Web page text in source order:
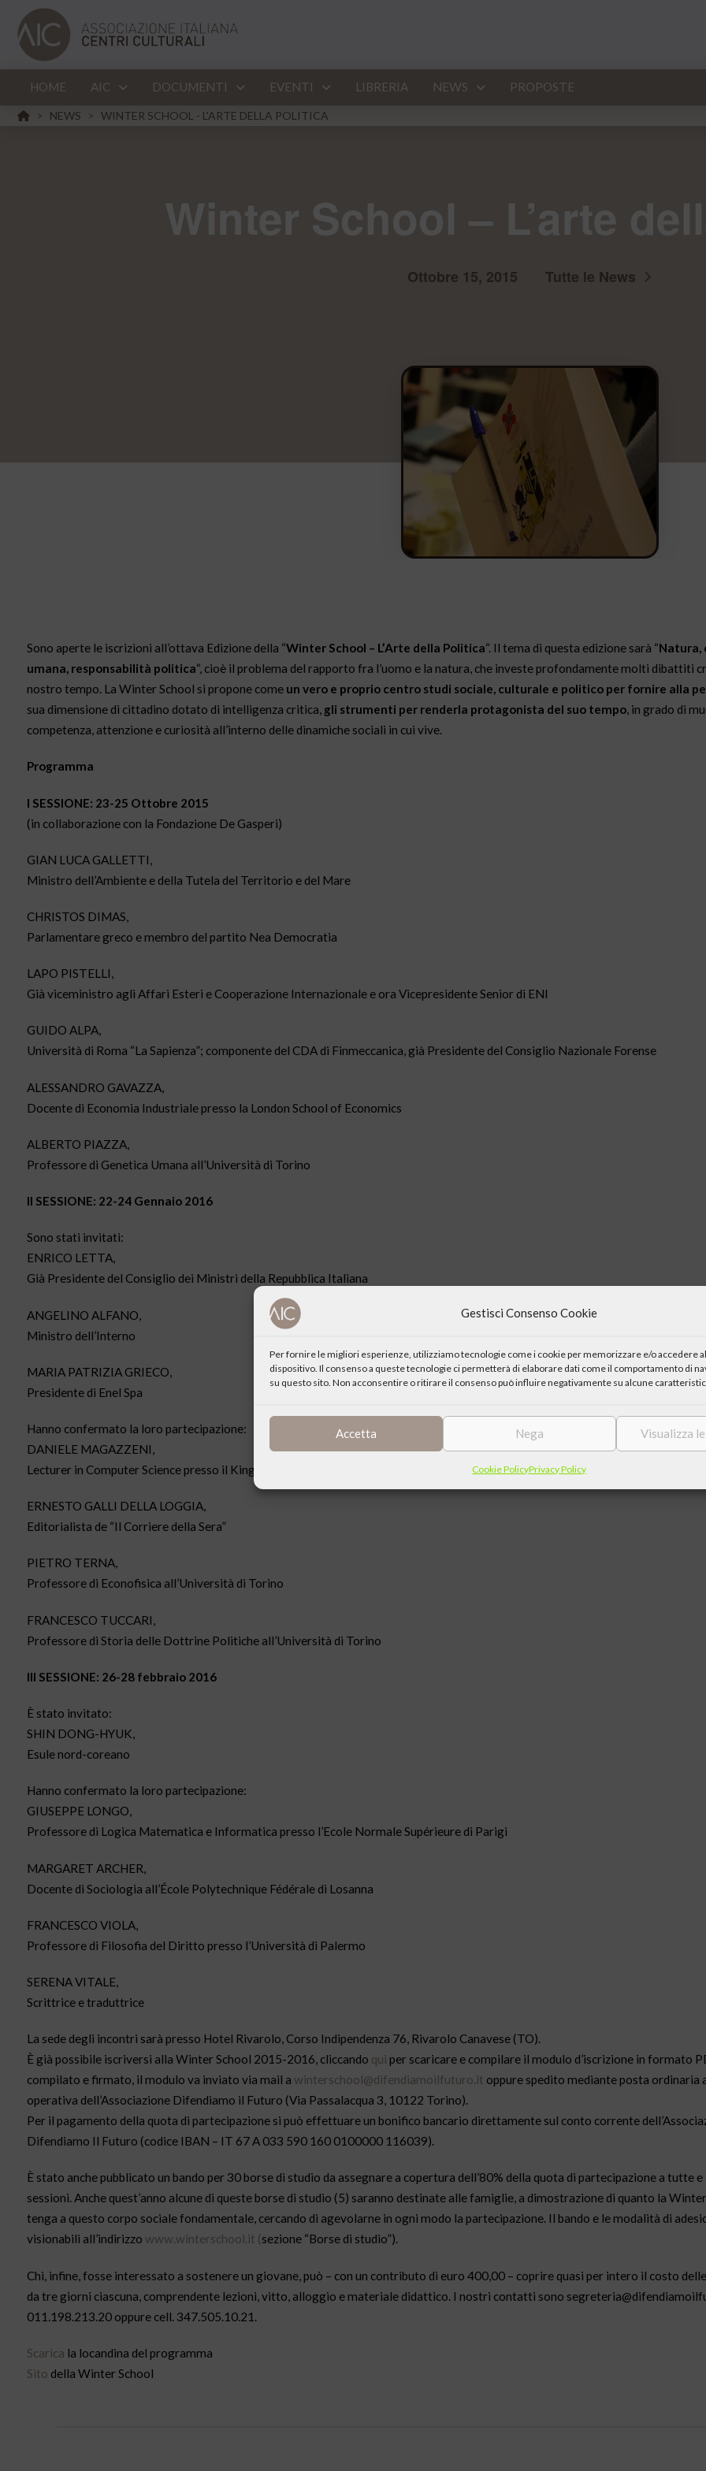
Gestisci Consenso Cookie
Per fornire le migliori esperienze, utilizziamo tecnologie come i cookie per memorizzare e/o accedere
dispositivo. Il consenso a queste tecnologie ci permetterà di elaborare dati come il comportamento di
su questo sito. Non acconsentire o ritirare il consenso può influire negativamente su alcune
Accetta Nega Visualizza
Cookie PolicyPrivacy Policy
HOME AIC DOCUMENTI EVENTI LIBRERIA NEWS PROPOSTE
HOME
> NEWS > WINTER SCHOOL - L'ARTE DELLA POLITICA
Ottobre 15, 2015 Tutte le News
Sono aperte le iscrizioni all’ottava Edizione della “Winter School – L’Arte della Politica“. Il tema di questa edizione sarà “Natura,
umana, responsabilità politica“, cioè il problema del rapporto fra l’uomo e la natura, che investe profondamente molti dibattiti
nostro tempo. La Winter School si propone comeun vero e proprio centro studi sociale, culturale e politico per fornire alla
sua dimensione di cittadino dotato di intelligenza critica, gli strumenti per renderla protagonista del suo tempo, in grado di
competenza, attenzione e curiosità all’interno delle dinamiche sociali in cui vive.
Programma
I SESSIONE: 23-25 Ottobre 2015
(in collaborazione con la Fondazione De Gasperi)
GIAN LUCA GALLETTI,
Ministro dell’Ambiente e della Tutela del Territorio e del Mare
CHRISTOS DIMAS,
Parlamentare greco e membro del partito Nea Democratia
LAPO PISTELLI,
Già viceministro agli Affari Esteri e Cooperazione Internazionale e ora Vicepresidente Senior di ENI
GUIDO ALPA,
Università di Roma “La Sapienza”; componente del CDA di Finmeccanica, già Presidente del Consiglio Nazionale Forense
ALESSANDRO GAVAZZA,
Docente di Economia Industriale presso la London School of Economics
ALBERTO PIAZZA,
Professore di Genetica Umana all’Università di Torino
II SESSIONE: 22-24 Gennaio 2016
Sono stati invitati:
ENRICO LETTA,
Già Presidente del Consiglio dei Ministri della Repubblica Italiana
ANGELINO ALFANO,
Ministro dell’Interno
MARIA PATRIZIA GRIECO,
Presidente di Enel Spa
Hanno confermato la loro partecipazione:
DANIELE MAGAZZENI,
Lecturer in Computer Science presso il King’s College di Londra ed esperto in intelligenza artificiale
ERNESTO GALLI DELLA LOGGIA,
Editorialista de “Il Corriere della Sera”
PIETRO TERNA,
Professore di Econofisica all’Università di Torino
FRANCESCO TUCCARI,
Professore di Storia delle Dottrine Politiche all’Università di Torino
III SESSIONE: 26-28 febbraio 2016
È stato invitato:
SHIN DONG-HYUK,
Esule nord-coreano
Hanno confermato la loro partecipazione:
GIUSEPPE LONGO,
Professore di Logica Matematica e Informatica presso l’Ecole Normale Supérieure di Parigi
MARGARET ARCHER,
Docente di Sociologia all’École Polytechnique Fédérale di Losanna
FRANCESCO VIOLA,
Professore di Filosofia del Diritto presso l’Università di Palermo
SERENA VITALE,
Scrittrice e traduttrice
La sede degli incontri sarà presso Hotel Rivarolo, Corso Indipendenza 76, Rivarolo Canavese (TO).
È già possibile iscriversi alla Winter School 2015-2016, cliccando qui per scaricare e compilare il modulo d’iscrizione in formato
compilato e firmato, il modulo va inviato via mail a winterschool@difendiamoilfuturo.it oppure spedito mediante posta ordinaria
operativa dell’Associazione Difendiamo il Futuro (Via Passalacqua 3, 10122 Torino).
Per il pagamento della quota di partecipazione si può effettuare un bonifico bancario direttamente sul conto corrente
Difendiamo Il Futuro (codice IBAN – IT 67 A 033 590 160 0100000 116039).
È stato anche pubblicato un bando per 30 borse di studio da assegnare a copertura dell’80% della quota di partecipazione a tutte
sessioni. Anche quest’anno alcune di queste borse di studio (5) saranno destinate alle famiglie, a dimostrazione di quanto la
tenga a questo corpo sociale fondamentale, cercando di agevolarne in ogni modo la partecipazione. Il bando e le modalità di
visionabili all’indirizzo www.winterschool.it (sezione “Borse di studio”).
Chi, infine, fosse interessato a sostenere un giovane, può – con un contributo di euro 400,00 – coprire quasi per intero il costo
da tre giorni ciascuna, comprendente lezioni, vitto, alloggio e materiale didattico. I nostri contatti sono
011.198.213.20 oppure cell. 347.505.10.21.
Scarica la locandina del programma
Sito della Winter School